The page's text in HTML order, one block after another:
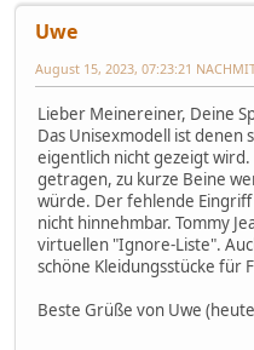
Uwe
August 15, 2023, 07:23:21
Lieber Meinereiner, Deine
Das Unisexmodell ist denen
eigentlich nicht gezeigt
getragen, zu kurze Beine
würde. Der fehlende
nicht hinnehmbar. Tommy
virtuellen "Ignore-Liste".
schöne Kleidungsstücke für
Beste Grüße von Uwe